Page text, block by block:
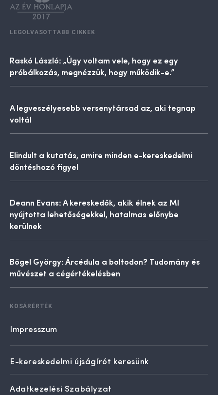
LEGOLVASOTTABB CIKKEK
Raskó László: „Úgy voltam vele, hogy ez egy
próbálkozás, megnézzük, hogy működik-e.”
A legveszélyesebb versenytársad az, aki tegnap
voltál
Elindult a kutatás, amire minden e-kereskedelmi
döntéshozó figyel
Deann Evans: A kereskedők, akik élnek az MI
nyújtotta lehetőségekkel, hatalmas előnybe
kerülnek
Bőgel György: Árcédula a boltodon? Tudomány és
művészet a cégértékelésben
KOSÁRÉRTÉK
Impresszum
E-kereskedelmi újságírót keresünk
Adatkezelési Szabályzat